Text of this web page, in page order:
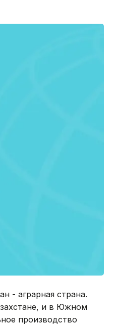
- аграрная страна.
и в Южном
производство